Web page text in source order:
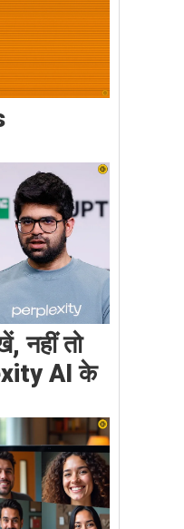
नहीं तो
AI के